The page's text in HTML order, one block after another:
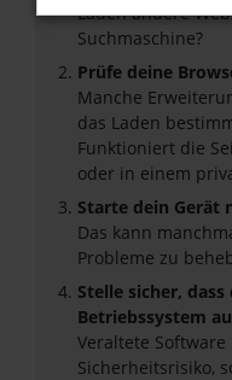
Laden andere
Suchmaschine?
Prüfe deine
Manche
das Laden
Funktioniert die
oder in einem
Starte dein Gerät
Das kann
Probleme zu
Stelle sicher,
Betriebssystem
Veraltete
Sicherheitsrisiko,